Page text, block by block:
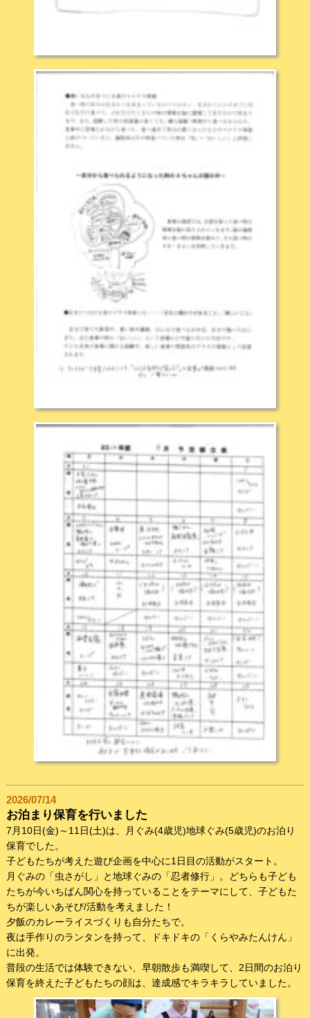
2026/07/14
お泊まり保育を行いました
7月10日(金)～11日(土)は、月ぐみ(4歳児)地球ぐみ(5歳児)のお泊り
保育でした。
子どもたちが考えた遊び企画を中心に1日目の活動がスタート。
月ぐみの「虫さがし」と地球ぐみの「忍者修行」。どちらも子ども
たちが今いちばん関心を持っていることをテーマにして、子どもた
ちが楽しいあそび/活動を考えました！
夕飯のカレーライスづくりも自分たちで。
夜は手作りのランタンを持って、ドキドキの「くらやみたんけん」
に出発。
普段の生活では体験できない、早朝散歩も満喫して、2日間のお泊り
保育を終えた子どもたちの顔は、達成感でキラキラしていました。